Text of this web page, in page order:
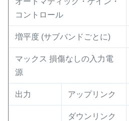
コントロール
増平度 (サブバンドごとに)
マックス 損傷なしの入力電
源
出力 アップリンク
ダウンリンク